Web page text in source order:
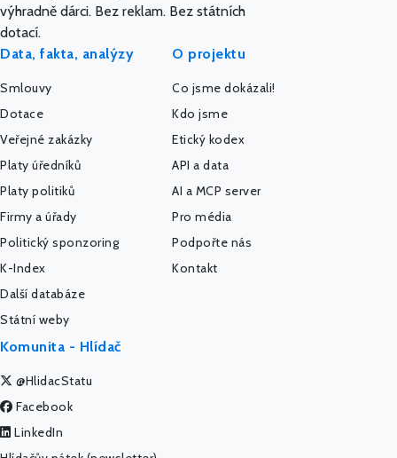
výhradně dárci. Bez reklam. Bez státních
dotací.
Data, fakta, analýzy
Smlouvy
Dotace
Veřejné zakázky
Platy úředníků
Platy politiků
Firmy a úřady
Politický sponzoring
K-Index
Další databáze
Státní weby
O projektu
Co jsme dokázali!
Kdo jsme
Etický kodex
API a data
AI a MCP server
Pro média
Podpořte nás
Kontakt
Komunita - Hlídač
@HlidacStatu
Facebook
LinkedIn